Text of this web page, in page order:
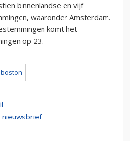
binnenlandse en vijf
waaronder Amsterdam.
komt het
op 23.
boston
nieuwsbrief